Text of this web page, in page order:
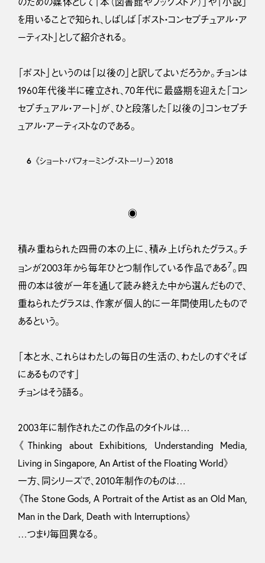
を用いることで知られ、しばしば「ポスト・コンセプチュアル・ア
ーティスト」として紹介される。
「ポスト」というのは「以後の」と訳してよいだろうか。チョンは
1960年代後半に確立され、70年代に最盛期を迎えた「コン
セプチュアル・アート」が、ひと段落した「以後の」コンセプチ
ュアル・アーティストなのである。
6 《ショート・パフォーミング・ストーリー》2018
◉
積み重ねられた四冊の本の上に、積み上げられたグラス。チ
ョンが2003年から毎年ひとつ制作している作品である7。四
冊の本は彼が一年を通して読み終えた中から選んだもので、
重ねられたグラスは、作家が個人的に一年間使用したもので
あるという。
「本と水、これらはわたしの毎日の生活の、わたしのすぐそば
にあるものです」
チョンはそう語る。
2003年に制作されたこの作品のタイトルは…
《Thinking about Exhibitions, Understanding Media,
Living in Singapore, An Artist of the Floating World》
一方、同シリーズで、2010年制作のものは…
《The Stone Gods, A Portrait of the Artist as an Old Man,
Man in the Dark, Death with Interruptions》
…つまり毎回異なる。